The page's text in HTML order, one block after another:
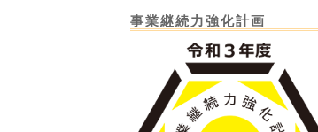
事業継続力強化計画